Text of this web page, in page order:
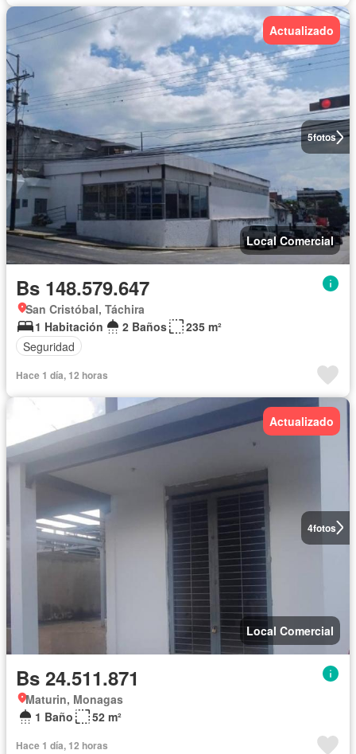
5fotos
Actualizado
Local Comercial
Bs 148.579.647
San Cristóbal, Táchira
1 Habitación
2 Baños
235 m²
Seguridad
Hace 1 día, 12 horas
4fotos
Actualizado
Local Comercial
Bs 24.511.871
Maturin, Monagas
1 Baño
52 m²
Hace 1 día, 12 horas